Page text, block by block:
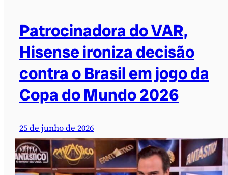
Patrocinadora do VAR,
Hisense ironiza decisão
contra o Brasil em jogo da
Copa do Mundo 2026
25 de junho de 2026